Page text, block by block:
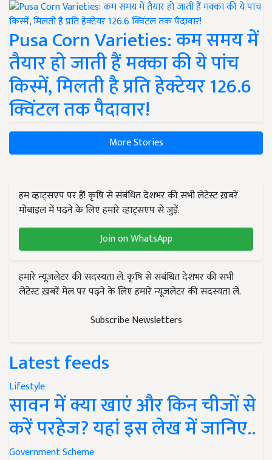
Pusa Corn Varieties: कम समय में
तैयार हो जाती हैं मक्का की ये पांच
किस्में, मिलती है प्रति हेक्टेयर 126.6
क्विंटल तक पैदावार!
More Stories
हम व्हाट्सएप पर हैं! कृषि से संबंधित देशभर की सभी लेटेस्ट ख़बरें
मोबाइल में पढ़ने के लिए हमारे व्हाट्सएप से जुड़ें.
Join on WhatsApp
हमारे न्यूज़लेटर की सदस्यता लें. कृषि से संबंधित देशभर की सभी
लेटेस्ट ख़बरें मेल पर पढ़ने के लिए हमारे न्यूज़लेटर की सदस्यता लें.
Subscribe Newsletters
Latest feeds
Lifestyle
सावन में क्या खाएं और किन चीजों से
करें परहेज? यहां इस लेख में जानिए..
Government Scheme